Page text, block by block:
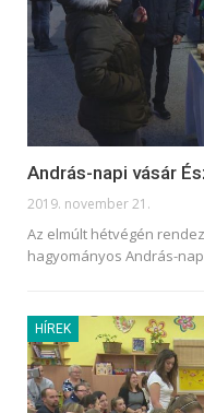
András-napi vásár
2019. november 21.
Az elmúlt hétvégén
hagyományos András-
HÍREK